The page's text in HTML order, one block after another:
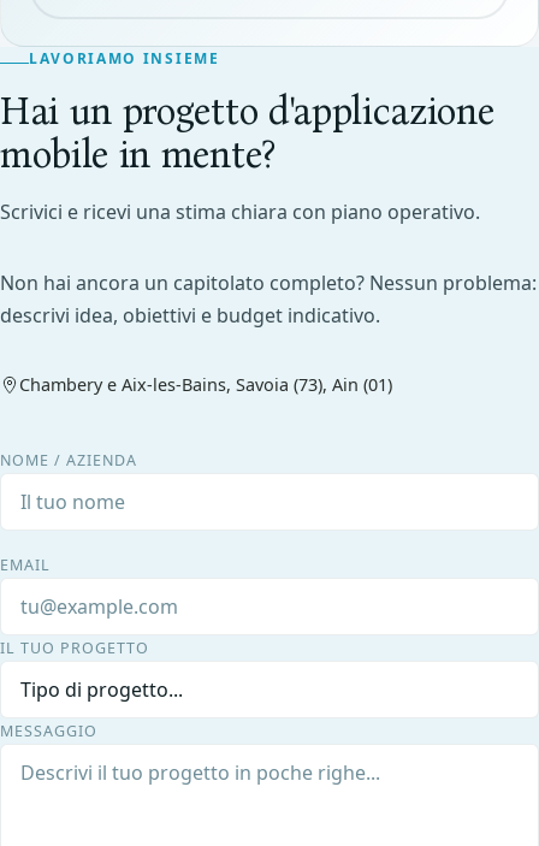
LAVORIAMO INSIEME
Hai un progetto d'applicazione
mobile in mente?
Scrivici e ricevi una stima chiara con piano operativo.
Non hai ancora un capitolato completo? Nessun problema:
descrivi idea, obiettivi e budget indicativo.
Chambery e Aix-les-Bains, Savoia (73), Ain (01)
NOME / AZIENDA
EMAIL
IL TUO PROGETTO
MESSAGGIO